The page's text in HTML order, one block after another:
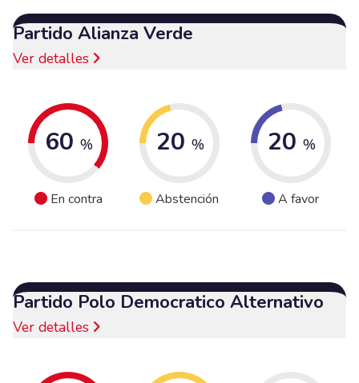
Partido Alianza Verde
Ver detalles
60 %
En contra
20 %
Abstención
20 %
A favor
Partido Polo Democratico Alternativo
Ver detalles